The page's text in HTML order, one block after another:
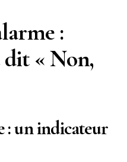
:
dit « Non,
: un indicateur